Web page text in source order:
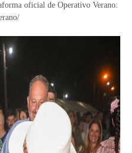
oficial de Operativo Verano: